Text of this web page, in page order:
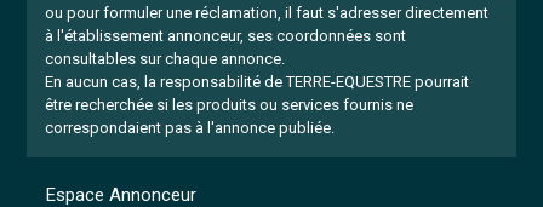
ou pour formuler une réclamation, il faut s'adresser directement
à l'établissement annonceur, ses coordonnées sont
consultables sur chaque annonce.
En aucun cas, la responsabilité de TERRE-EQUESTRE pourrait
être recherchée si les produits ou services fournis ne
correspondaient pas à l'annonce publiée.
Espace Annonceur